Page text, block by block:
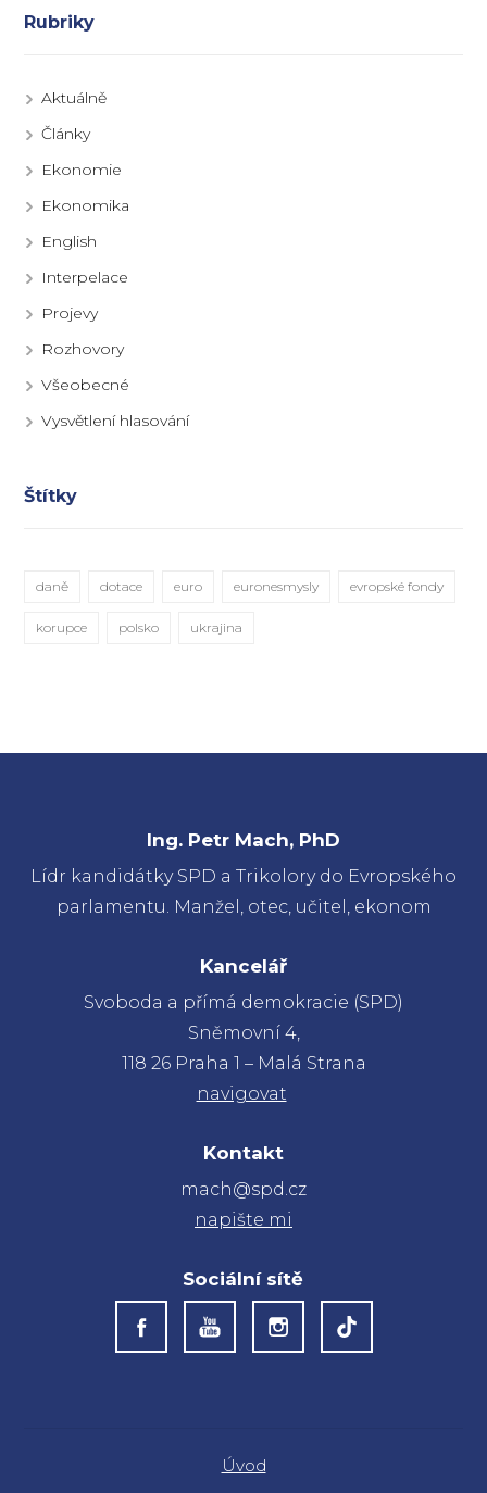
Rubriky
Aktuálně
Články
Ekonomie
Ekonomika
English
Interpelace
Projevy
Rozhovory
Všeobecné
Vysvětlení hlasování
Štítky
daně dotace euro euronesmysly evropské fondy
korupce polsko ukrajina
Ing. Petr Mach, PhD
Lídr kandidátky SPD a Trikolory do Evropského
parlamentu. Manžel, otec, učitel, ekonom
Kancelář
Svoboda a přímá demokracie (SPD)
Sněmovní 4,
118 26 Praha 1 – Malá Strana
navigovat
Kontakt
mach@spd.cz
napište mi
Sociální sítě
Úvod